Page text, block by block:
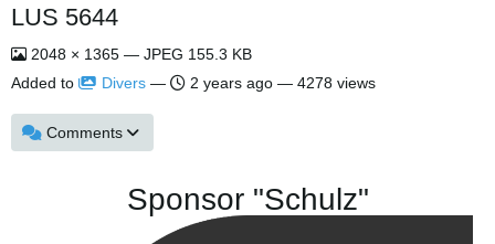
LUS 5644
2048 × 1365 — JPEG 155.3 KB
Added to
Divers — 2 years ago — 4278 views
Comments
Sponsor "Schulz"